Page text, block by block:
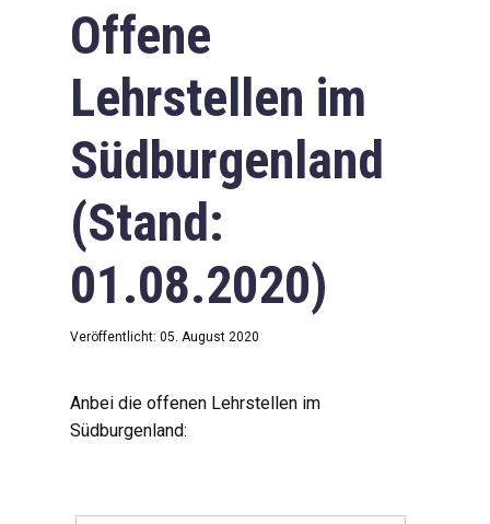
Offene
Lehrstellen im
Südburgenland
(Stand:
01.08.2020)
Veröffentlicht: 05. August 2020
Anbei die offenen Lehrstellen im
Südburgenland: